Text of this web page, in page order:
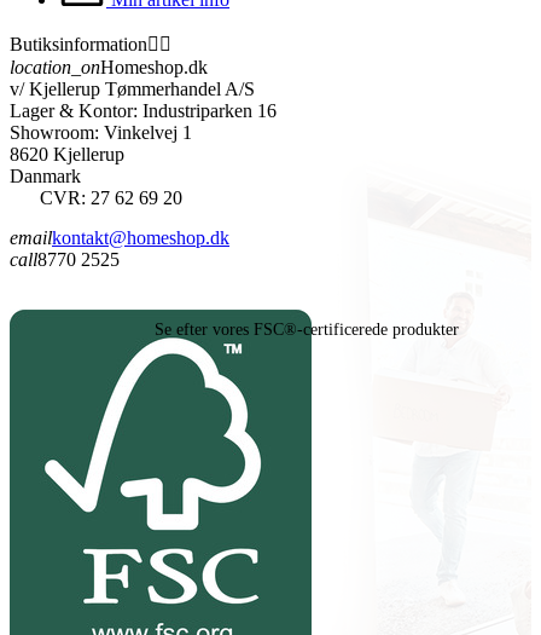
Butiksinformation 
location_onHomeshop.dk
v/ Kjellerup Tømmerhandel A/S
Lager & Kontor: Industriparken 16
Showroom: Vinkelvej 1
8620 Kjellerup
Danmark
CVR: 27 62 69 20
emailkontakt@homeshop.dk
call8770 2525
Se efter vores FSC®-certificerede produkter